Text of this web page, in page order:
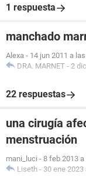
1 respuesta
manchado
Alexa - 14 jun 2011 a
DRA. MARNET - 2
22 respuestas
una cirugía
menstruación
mani_luci - 8 feb 2013
Liseth - 30 ene 2023